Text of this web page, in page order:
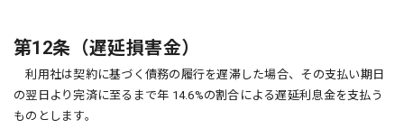
第12条（遅延損害金）
利用社は契約に基づく債務の履行を遅滞した場合、その支払い期日
の翌日より完済に至るまで年 14.6%の割合による遅延利息金を支払う
ものとします。